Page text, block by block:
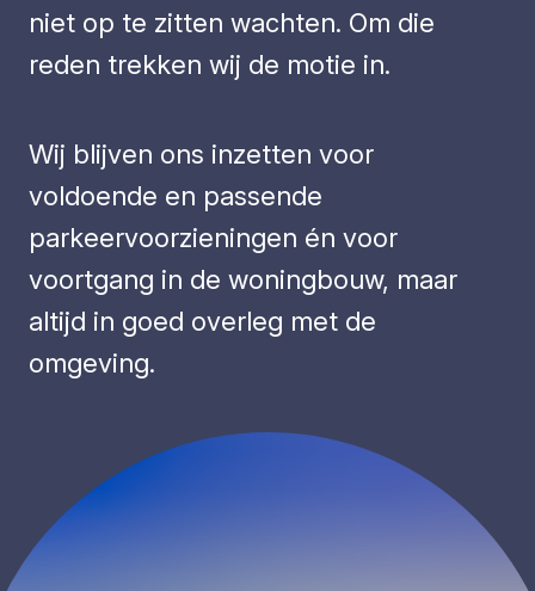
niet op te zitten wachten. Om die
reden trekken wij de motie in.
Wij blijven ons inzetten voor
voldoende en passende
parkeervoorzieningen én voor
voortgang in de woningbouw, maar
altijd in goed overleg met de
omgeving.